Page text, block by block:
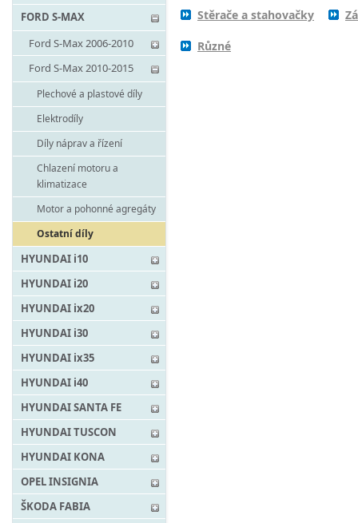
FORD S-MAX
Ford S-Max 2006-2010
Ford S-Max 2010-2015
Plechové a plastové díly
Elektrodíly
Díly náprav a řízení
Chlazení motoru a
klimatizace
Motor a pohonné agregáty
Ostatní díly
HYUNDAI i10
HYUNDAI i20
HYUNDAI ix20
HYUNDAI i30
HYUNDAI ix35
HYUNDAI i40
HYUNDAI SANTA FE
HYUNDAI TUSCON
HYUNDAI KONA
OPEL INSIGNIA
ŠKODA FABIA
Stěrače a stahovačky
Různé